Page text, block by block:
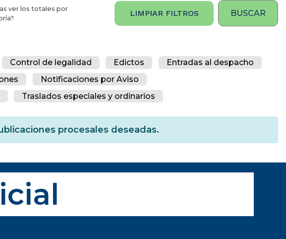
ver los totales por
LIMPIAR FILTROS
Control de legalidad Edictos
Entradas al despacho
Notificaciones por Aviso
Traslados especiales y ordinarios
procesales deseadas.